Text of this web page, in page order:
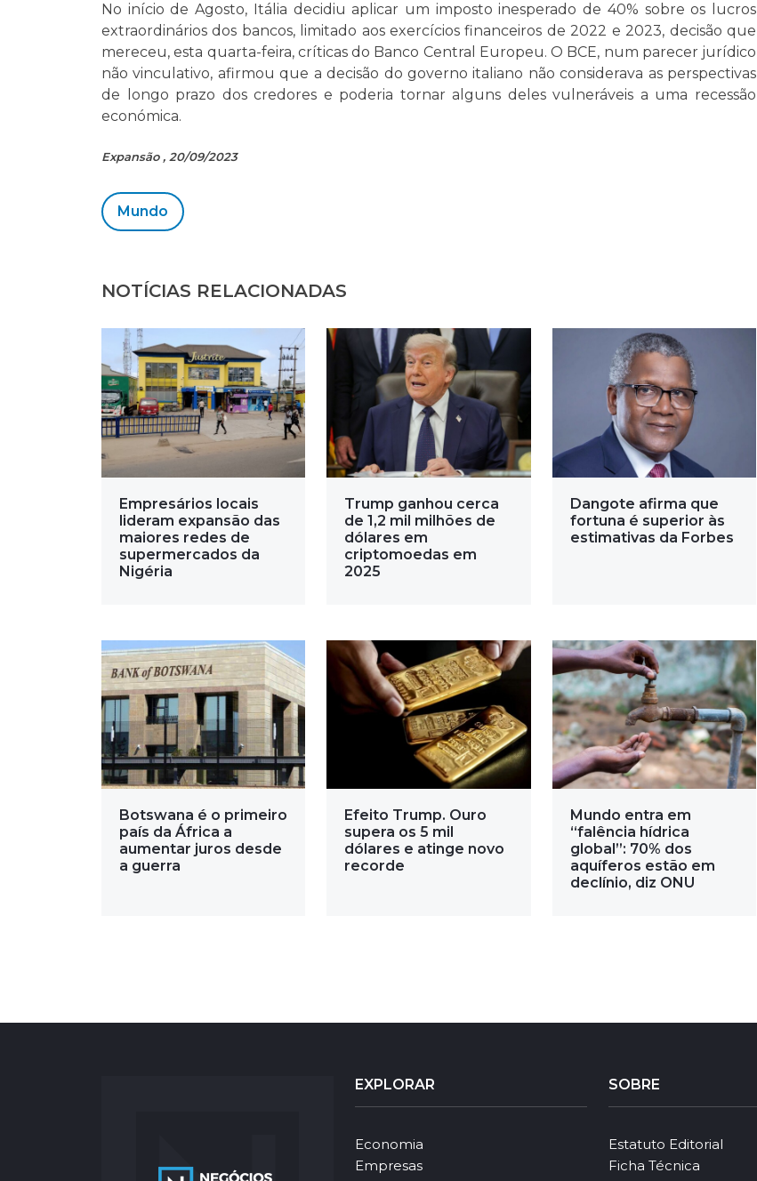
No início de Agosto, Itália decidiu aplicar um imposto inesperado de 40% sobre os lucros
extraordinários dos bancos, limitado aos exercícios financeiros de 2022 e 2023, decisão que
mereceu, esta quarta-feira, críticas do Banco Central Europeu. O BCE, num parecer jurídico
não vinculativo, afirmou que a decisão do governo italiano não considerava as perspectivas
de longo prazo dos credores e poderia tornar alguns deles vulneráveis a uma recessão
económica.
Expansão , 20/09/2023
Mundo
NOTÍCIAS RELACIONADAS
Empresários locais
lideram expansão das
maiores redes de
supermercados da
Nigéria
Trump ganhou cerca
de 1,2 mil milhões de
dólares em
criptomoedas em
2025
Dangote afirma que
fortuna é superior às
estimativas da Forbes
Botswana é o primeiro
país da África a
aumentar juros desde
a guerra
Efeito Trump. Ouro
supera os 5 mil
dólares e atinge novo
recorde
Mundo entra em
“falência hídrica
global”: 70% dos
aquíferos estão em
declínio, diz ONU
EXPLORAR
Economia
Empresas
SOBRE
Estatuto Editorial
Ficha Técnica